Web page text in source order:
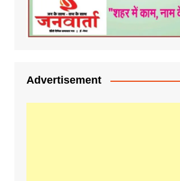
Advertisement